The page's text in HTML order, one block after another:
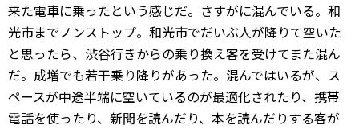
来た電車に乗ったという感じだ。さすがに混んでいる。和
光市までノンストップ。和光市でだいぶ人が降りて空いた
と思ったら、渋谷行きからの乗り換え客を受けてまた混ん
だ。成増でも若干乗り降りがあった。混んではいるが、ス
ペースが中途半端に空いているのが最適化されたり、携帯
電話を使ったり、新聞を読んだり、本を読んだりする客が